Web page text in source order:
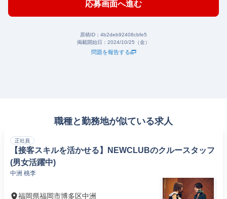
応募画面へ進む
原稿ID： 4b2deb92408cbfe5
掲載開始日： 2024/10/25（金）
問題を報告する
職種と勤務地が似ている求人
正社員
【接客スキルを活かせる】NEWCLUBのクルースタッフ
(男女活躍中)
中洲 桃李
福岡県福岡市博多区中洲